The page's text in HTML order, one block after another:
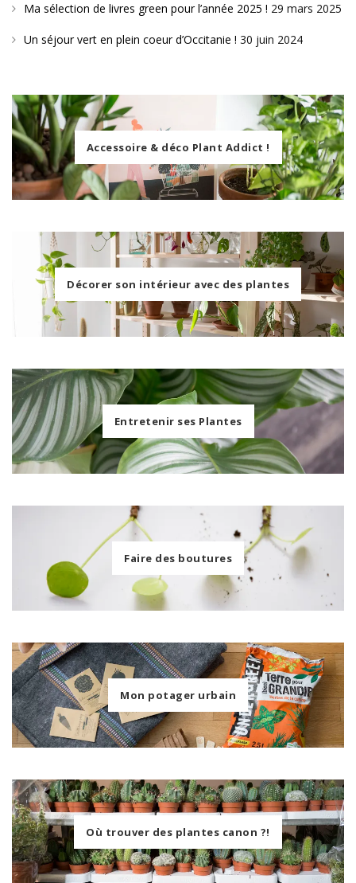
Ma sélection de livres green pour l’année 2025 ! 29 mars 2025
Un séjour vert en plein coeur d’Occitanie ! 30 juin 2024
Accessoire & déco Plant Addict !
Décorer son intérieur avec des plantes
Entretenir ses Plantes
Faire des boutures
Mon potager urbain
Où trouver des plantes canon ?!